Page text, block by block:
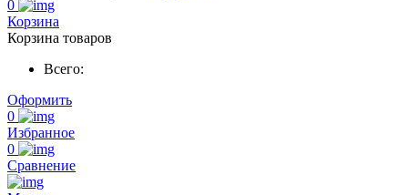
0
Корзина
Корзина товаров
Всего:
Оформить
0
Избранное
0
Сравнение